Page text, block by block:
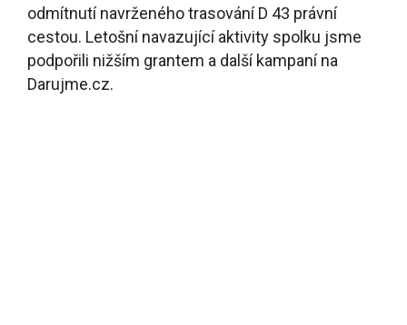
odmítnutí navrženého trasování D 43 právní
cestou. Letošní navazující aktivity spolku jsme
podpořili nižším grantem a další kampaní na
Darujme.cz.